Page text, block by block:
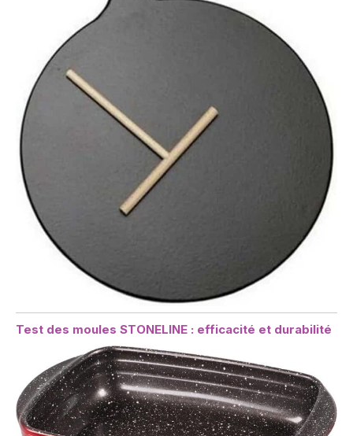
Test des moules STONELINE : efficacité et durabilité